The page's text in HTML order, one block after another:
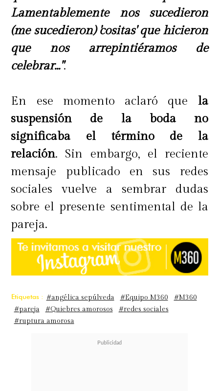
Lamentablemente nos sucedieron
(me sucedieron) 'cositas' que hicieron
que nos arrepintiéramos de
celebrar...".
En ese momento aclaró que la
suspensión de la boda no
significaba el término de la
relación. Sin embargo, el reciente
mensaje publicado en sus redes
sociales vuelve a sembrar dudas
sobre el presente sentimental de la
pareja.
Etiquetas : #angélica sepúlveda #Equipo M360
#M360
#pareja
#Quiebres amorosos
#redes sociales
#ruptura amorosa